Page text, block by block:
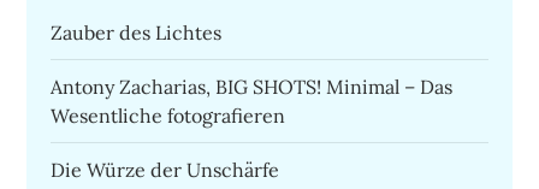
Zauber des Lichtes
Antony Zacharias, BIG SHOTS! Minimal – Das
Wesentliche fotografieren
Die Würze der Unschärfe